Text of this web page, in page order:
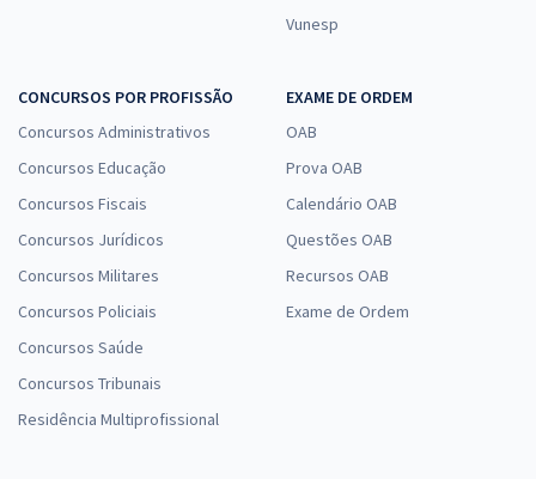
Vunesp
CONCURSOS POR PROFISSÃO
Concursos Administrativos
Concursos Educação
Concursos Fiscais
Concursos Jurídicos
Concursos Militares
Concursos Policiais
Concursos Saúde
Concursos Tribunais
Residência Multiprofissional
EXAME DE ORDEM
OAB
Prova OAB
Calendário OAB
Questões OAB
Recursos OAB
Exame de Ordem